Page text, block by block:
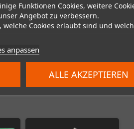
Funktionen Cookies, weitere
Angebot zu verbessern.
Cookies erlaubt sind und
anpassen
ALLE AKZEPTIEREN